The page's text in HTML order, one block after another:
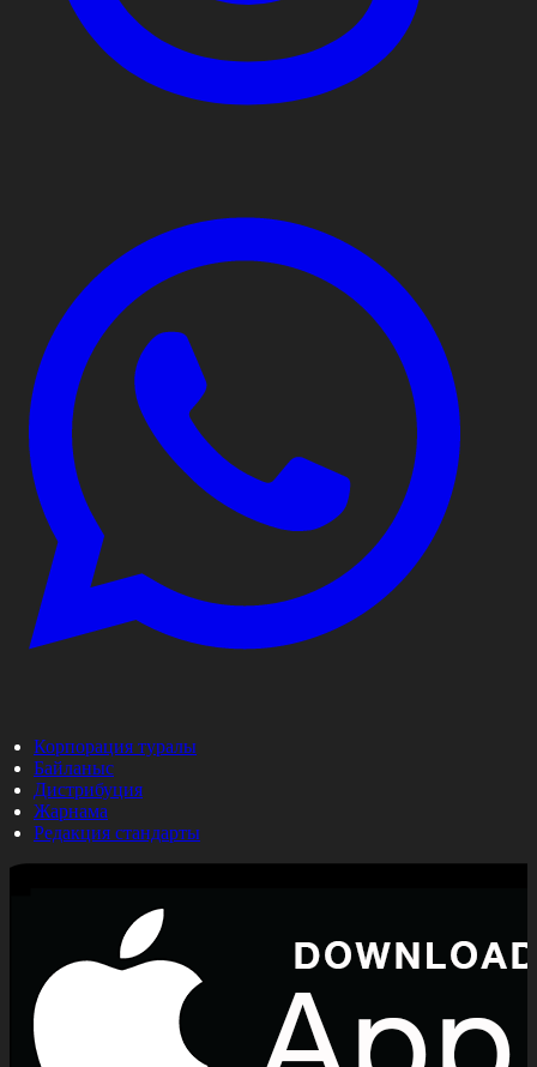
Корпорация туралы
Байланыс
Дистрибуция
Жарнама
Редакция стандарты